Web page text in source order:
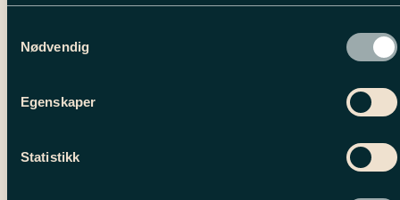
Nødvendig
Egenskaper
Statistikk